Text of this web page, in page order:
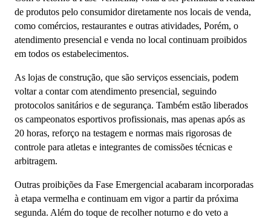
de produtos pelo consumidor diretamente nos locais de venda,
como comércios, restaurantes e outras atividades, Porém, o
atendimento presencial e venda no local continuam proibidos
em todos os estabelecimentos.
As lojas de construção, que são serviços essenciais, podem
voltar a contar com atendimento presencial, seguindo
protocolos sanitários e de segurança. Também estão liberados
os campeonatos esportivos profissionais, mas apenas após as
20 horas, reforço na testagem e normas mais rigorosas de
controle para atletas e integrantes de comissões técnicas e
arbitragem.
Outras proibições da Fase Emergencial acabaram incorporadas
à etapa vermelha e continuam em vigor a partir da próxima
segunda. Além do toque de recolher noturno e do veto a